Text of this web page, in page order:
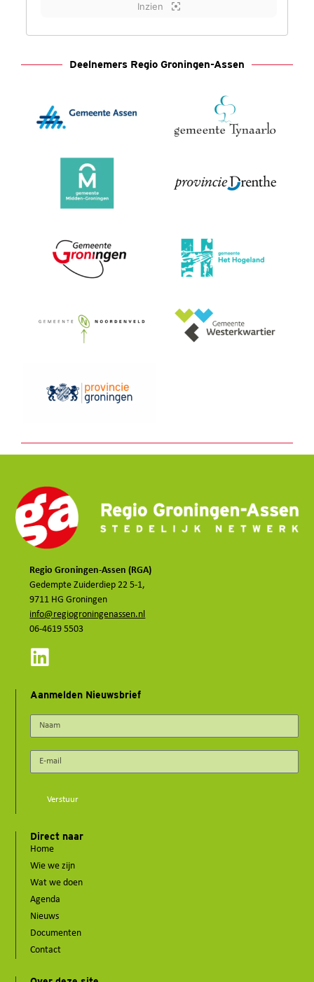
Inzien
Deelnemers Regio Groningen-Assen
Regio Groningen-Assen (RGA)
Gedempte Zuiderdiep 22 5-1,
9711 HG Groningen
info@regiogroningenassen.nl
06-4619 5503
Aanmelden Nieuwsbrief
Verstuur
Direct naar
Home
Wie we zijn
Wat we doen
Agenda
Nieuws
Documenten
Contact